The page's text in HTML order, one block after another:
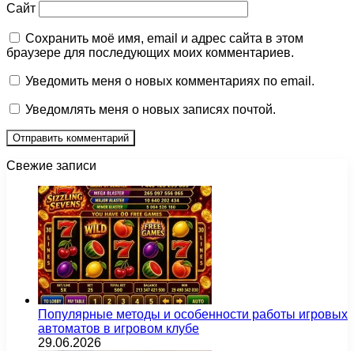
Сайт
Сохранить моё имя, email и адрес сайта в этом
браузере для последующих моих комментариев.
Уведомить меня о новых комментариях по email.
Уведомлять меня о новых записях почтой.
Свежие записи
Популярные методы и особенности работы игровых
автоматов в игровом клубе
29.06.2026